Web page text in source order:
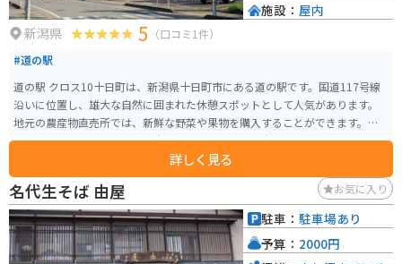
新潟県 5 （口コミ1件）
#道の駅
道の駅 クロス10十日町は、新潟県十日町市にある道の駅です。国道117号線
沿いに位置し、雄大な自然に囲まれた休憩スポットとして人気があります。
地元の農産物直売所では、新鮮な野菜や果物を購入することができます。特
に、魚沼産コシヒカリは、日本を代表するブランド米として有名です。ま
た、併設のレストランでは、地元の食材をふんだんに使った料理を楽しむこ
とができます。 バイクで訪れる場合、道の駅には広々とした駐車場が完備さ
れているので安心です。周辺には、星峠の棚田や清津峡など、絶景スポットが
点在しており、ツーリングの拠点としても最適です。 十日町市は、伝統的な
織物「十日町紬」の産地としても知られています。道の駅に隣接する「クロ
ス10」では、十日町紬をはじめとする、様々な工芸品を展示・販売していま
詳しく見る
施設： 屋内
名代生そば 由屋 お気に入り
駐車： 駐車場あり
予算： 2000円